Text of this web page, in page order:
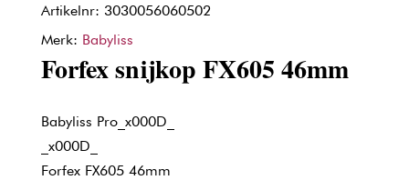
Artikelnr: 3030056060502
Merk: Babyliss
Forfex snijkop FX605 46mm
Babyliss Pro_x000D_
_x000D_
Forfex FX605 46mm